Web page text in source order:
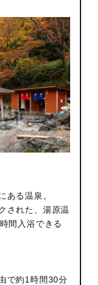
ある温泉。
された、湯原温
間入浴できる
で約1時間30分